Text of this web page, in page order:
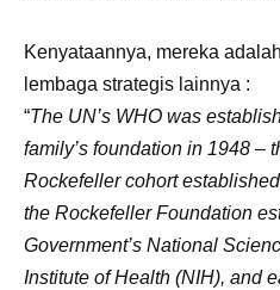
Kenyataannya, mereka
lembaga strategis lainnya :
“The UN’s WHO was
family’s foundation in 1948 –
Rockefeller cohort
the Rockefeller Foundation
Government’s National
Institute of Health (NIH), and